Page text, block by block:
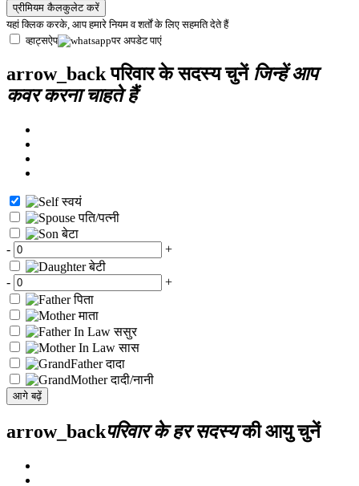
प्रीमियम कैलकुलेट करें
यहां क्लिक करके, आप हमारेनियम व शर्तोंके लिए सहमति देते हैं
व्हाट्सऐप
पर अपडेट पाएं
arrow_backपरिवार के सदस्य चुनें जिन्हें आप
कवर करना चाहते हैं
स्वयं
पति/पत्नी
बेटा
-
+
बेटी
-
+
पिता
माता
ससुर
सास
दादा
दादी/नानी
आगे बढ़ें
arrow_backपरिवार के हर सदस्यकी आयु चुनें